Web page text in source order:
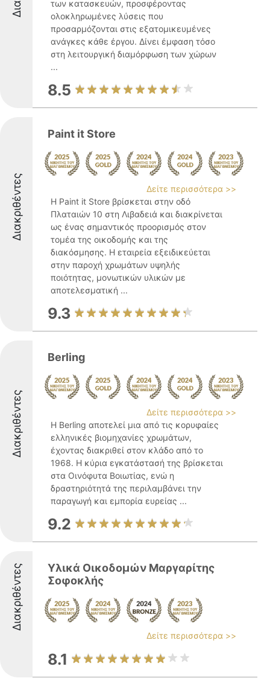
των κατασκευών, προσφέροντας
ολοκληρωμένες λύσεις που
προσαρμόζονται στις εξατομικευμένες
ανάγκες κάθε έργου. Δίνει έμφαση τόσο
στη λειτουργική διαμόρφωση των χώρων
...
8.5
Διακριθέντες
Paint it Store
Δείτε περισσότερα >>
Η Paint it Store βρίσκεται στην οδό
Πλαταιών 10 στη Λιβαδειά και διακρίνεται
ως ένας σημαντικός προορισμός στον
τομέα της οικοδομής και της
διακόσμησης. Η εταιρεία εξειδικεύεται
στην παροχή χρωμάτων υψηλής
ποιότητας, μονωτικών υλικών με
αποτελεσματική ...
9.3
Διακριθέντες
Berling
Δείτε περισσότερα >>
Η Berling αποτελεί μια από τις κορυφαίες
ελληνικές βιομηχανίες χρωμάτων,
έχοντας διακριθεί στον κλάδο από το
1968. Η κύρια εγκατάστασή της βρίσκεται
στα Οινόφυτα Βοιωτίας, ενώ η
δραστηριότητά της περιλαμβάνει την
παραγωγή και εμπορία ευρείας ...
9.2
Διακριθέντες
Υλικά Οικοδομών Μαργαρίτης
Σοφοκλής
Δείτε περισσότερα >>
8.1